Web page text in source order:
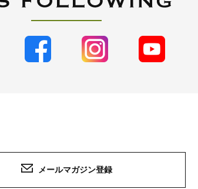
メールマガジン登録